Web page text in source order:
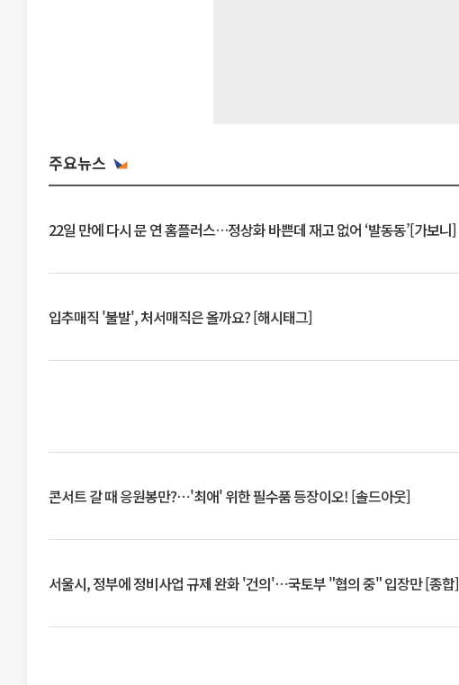
주요뉴스
22일 만에 다시 문 연 홈플러스…정상화 바쁜데 재고 없어 ‘발동동’[가보니]
입추매직 '불발', 처서매직은 올까요? [해시태그]
콘서트 갈 때 응원봉만?⋯'최애' 위한 필수품 등장이오! [솔드아웃]
서울시, 정부에 정비사업 규제 완화 '건의'⋯국토부 "협의 중" 입장만 [종합]